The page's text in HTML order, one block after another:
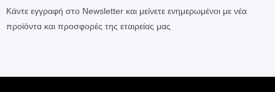
Κάντε εγγραφή στο Newsletter και μείνετε ενημερωμένοι με νέα
προϊόντα και προσφορές της εταιρείας μας